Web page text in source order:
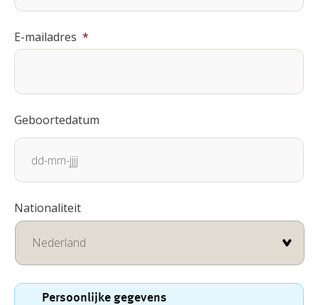
E-mailadres *
Geboortedatum
dash
MM
dash
Nationaliteit
Persoonlijke gegevens